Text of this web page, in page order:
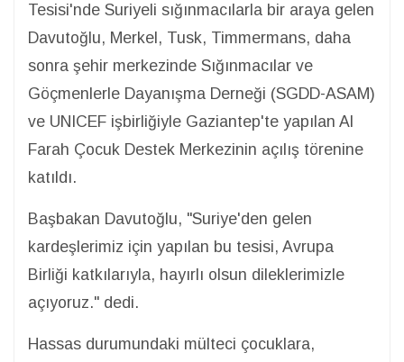
Tesisi'nde Suriyeli sığınmacılarla bir araya gelen
Davutoğlu, Merkel, Tusk, Timmermans, daha
sonra şehir merkezinde Sığınmacılar ve
Göçmenlerle Dayanışma Derneği (SGDD-ASAM)
ve UNICEF işbirliğiyle Gaziantep'te yapılan Al
Farah Çocuk Destek Merkezinin açılış törenine
katıldı.
Başbakan Davutoğlu, "Suriye'den gelen
kardeşlerimiz için yapılan bu tesisi, Avrupa
Birliği katkılarıyla, hayırlı olsun dileklerimizle
açıyoruz." dedi.
Hassas durumundaki mülteci çocuklara,